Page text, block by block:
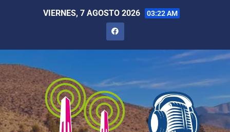
VIERNES, 7 AGOSTO 2026 03:22 AM